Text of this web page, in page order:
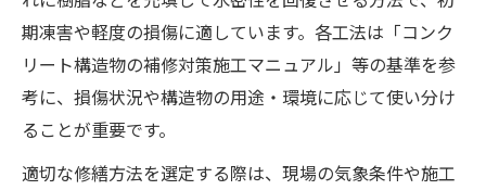
期凍害や軽度の損傷に適しています。各工法は「コンク
リート構造物の補修対策施工マニュアル」等の基準を参
考に、損傷状況や構造物の用途・環境に応じて使い分け
ることが重要です。
適切な修繕方法を選定する際は、現場の気象条件や施工